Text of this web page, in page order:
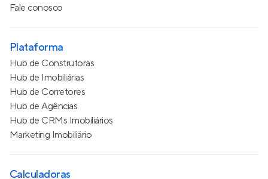
Fale conosco
Plataforma
Hub de Construtoras
Hub de Imobiliárias
Hub de Corretores
Hub de Agências
Hub de CRMs Imobiliários
Marketing Imobiliário
Calculadoras